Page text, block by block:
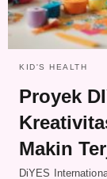
KID'S HEALTH
Proyek
Makin
DiYES